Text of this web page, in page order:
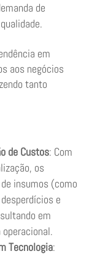
de
em
aos negócios
tanto
de Custos: Com
os
insumos (como
e
em
Tecnologia: